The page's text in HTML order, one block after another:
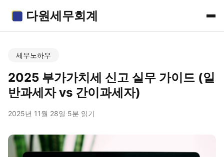
다원세무회계
세무노하우
2025 부가가치세 신고 실무 가이드 (일
반과세자 vs 간이과세자)
2025년 11월 28일 5분 읽기